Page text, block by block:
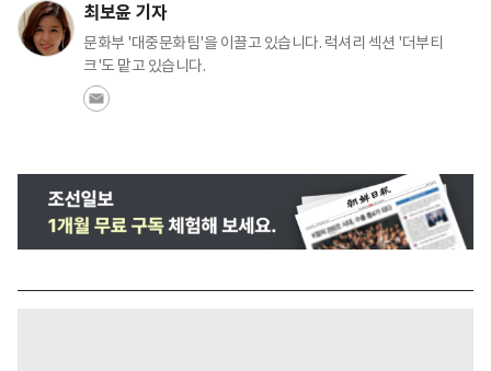
최보윤 기자
문화부 '대중문화팀'을 이끌고 있습니다. 럭셔리 섹션 '더부티
크'도 맡고 있습니다.